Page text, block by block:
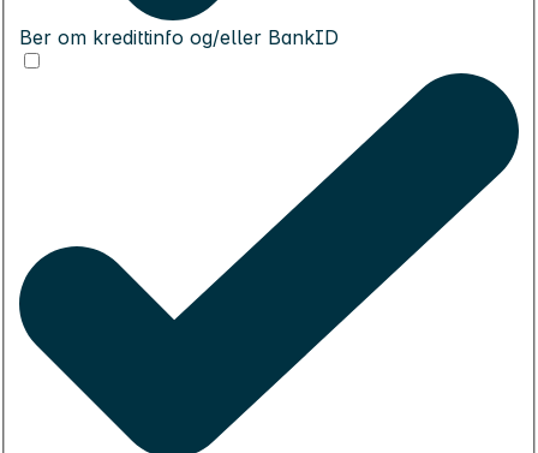
Ber om kredittinfo og/eller BankID